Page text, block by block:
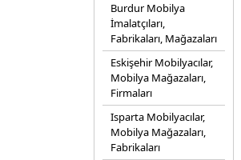
Burdur Mobilya
İmalatçıları,
Fabrikaları, Mağazaları
Eskişehir Mobilyacılar,
Mobilya Mağazaları,
Firmaları
Isparta Mobilyacılar,
Mobilya Mağazaları,
Fabrikaları